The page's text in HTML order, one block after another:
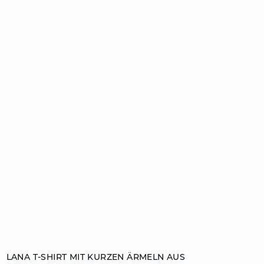
LANA T-SHIRT MIT KURZEN ÄRMELN AUS
ZUM WARENKORB HINZUFÜGEN